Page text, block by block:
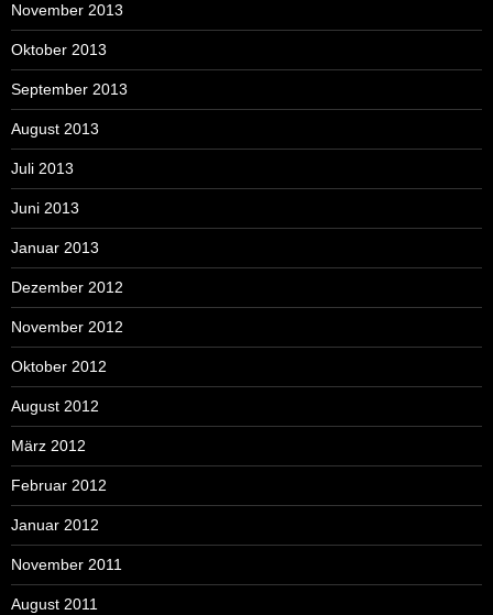
November 2013
Oktober 2013
September 2013
August 2013
Juli 2013
Juni 2013
Januar 2013
Dezember 2012
November 2012
Oktober 2012
August 2012
März 2012
Februar 2012
Januar 2012
November 2011
August 2011